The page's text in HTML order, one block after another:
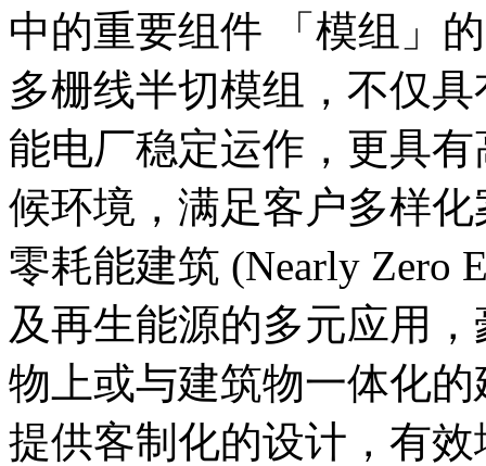
中的重要组件 「模组」
多栅线半切模组，不仅
能电厂稳定运作，更具
候环境，满足客户多样
零耗能建筑 (Nearly Zero
及再生能源的多元应用
物上或与建筑物一体化
提供客制化的设计，有